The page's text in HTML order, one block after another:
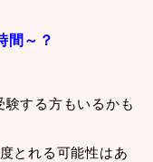
間～？
する方もいるかも
とれる可能性はあ